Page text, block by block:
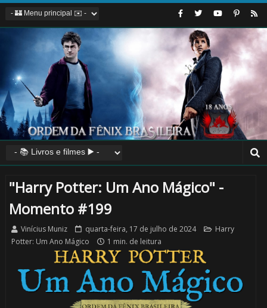
"Harry Potter: Um Ano Mágico" -
Momento #199
Vinícius Muniz quarta-feira, 17 de julho de 2024
Harry
Potter: Um Ano Mágico
1 min. de leitura